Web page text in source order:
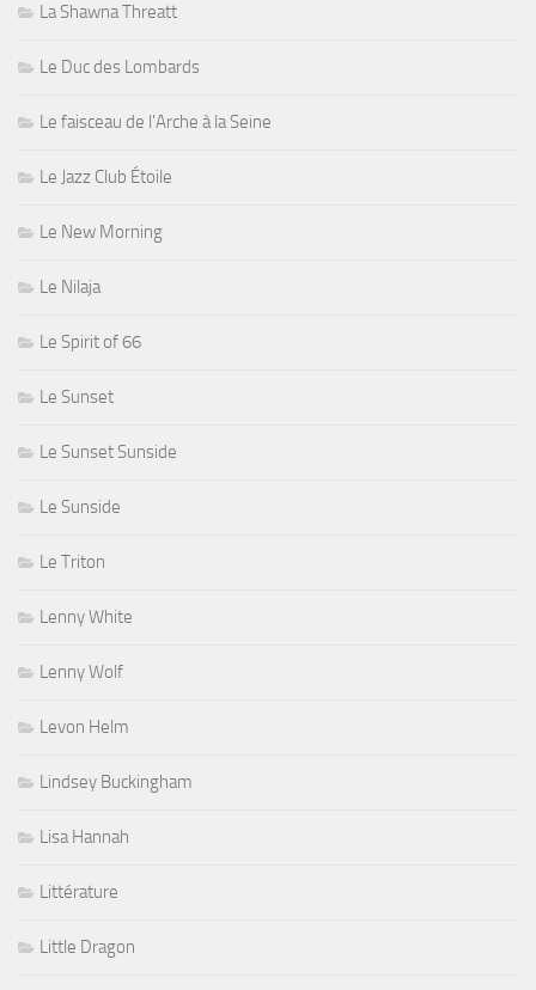
La Shawna Threatt
Le Duc des Lombards
Le faisceau de l'Arche à la Seine
Le Jazz Club Étoile
Le New Morning
Le Nilaja
Le Spirit of 66
Le Sunset
Le Sunset Sunside
Le Sunside
Le Triton
Lenny White
Lenny Wolf
Levon Helm
Lindsey Buckingham
Lisa Hannah
Littérature
Little Dragon